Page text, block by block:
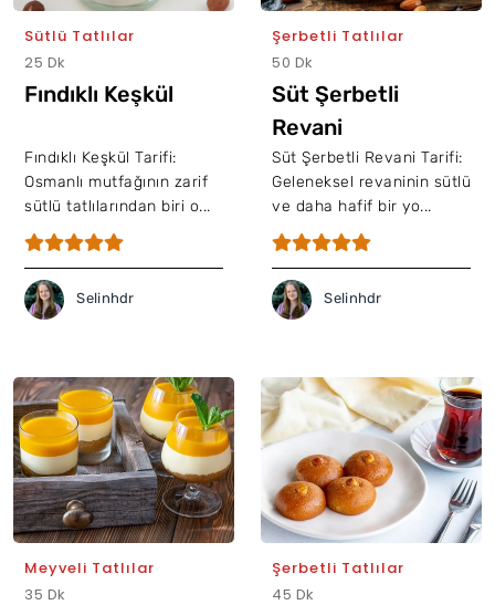
Sütlü Tatlılar
25 Dk
Fındıklı Keşkül
Fındıklı Keşkül Tarifi:
Osmanlı mutfağının zarif
sütlü tatlılarından biri o...
Selinhdr
Şerbetli Tatlılar
50 Dk
Süt Şerbetli
Revani
Süt Şerbetli Revani Tarifi:
Geleneksel revaninin sütlü
ve daha hafif bir yo...
Selinhdr
Meyveli Tatlılar
35 Dk
Şerbetli Tatlılar
45 Dk